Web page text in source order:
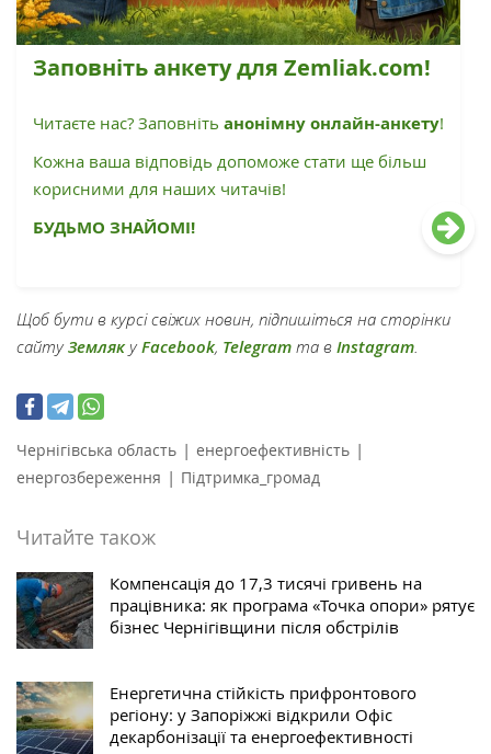
Заповніть анкету для Zemliak.com!
Читаєте нас? Заповніть анонімну онлайн-анкету!
Кожна ваша відповідь допоможе стати ще більш
корисними для наших читачів!
БУДЬМО ЗНАЙОМІ!
Щоб бути в курсі свіжих новин, підпишіться на сторінки
сайтуЗемлякуFacebook, Telegram та в Instagram
Чернігівська область | енергоефективність |
енергозбереження | Підтримка_громад
Читайте також
Компенсація до 17,3 тисячі гривень на
працівника: як програма «Точка опори» рятує
бізнес Чернігівщини після обстрілів
Енергетична стійкість прифронтового
регіону: у Запоріжжі відкрили Офіс
декарбонізації та енергоефективності